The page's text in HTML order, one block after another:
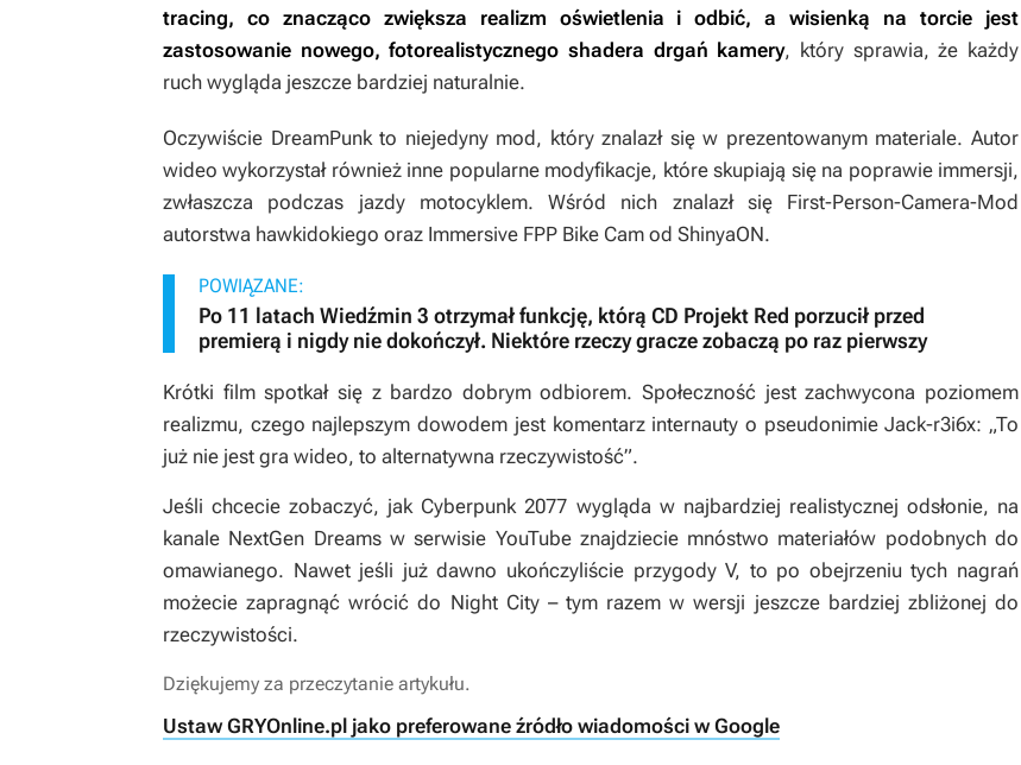
tracing, co znacząco zwiększa realizm oświetlenia i odbić, a wisienką na torcie jest
zastosowanie nowego, fotorealistycznego shadera drgań kamery, który sprawia, że każdy
ruch wygląda jeszcze bardziej naturalnie.
Oczywiście DreamPunkto niejedyny mod, który znalazł się w prezentowanym materiale. Autor
wideo wykorzystał również inne popularne modyfikacje, które skupiają się na poprawie immersji,
zwłaszcza podczas jazdy motocyklem. Wśród nich znalazł się First-Person-Camera-Mod
autorstwa hawkidokiego oraz Immersive FPP Bike Cam od ShinyaON.
POWIĄZANE:
Po 11 latach Wiedźmin 3 otrzymał funkcję, którą CD Projekt Red porzucił przed
premierą i nigdy nie dokończył. Niektóre rzeczy gracze zobaczą po raz pierwszy
Krótki film spotkał się z bardzo dobrym odbiorem. Społeczność jest zachwycona poziomem
realizmu, czego najlepszym dowodem jest komentarz internauty o pseudonimie Jack-r3i6x: „To
już nie jest gra wideo, to alternatywna rzeczywistość”.
Jeśli chcecie zobaczyć, jak Cyberpunk 2077 wygląda w najbardziej realistycznej odsłonie, na
kanale NextGen Dreams w serwisie YouTube znajdziecie mnóstwo materiałów podobnych do
omawianego. Nawet jeśli już dawno ukończyliście przygody V, to po obejrzeniu tych nagrań
możecie zapragnąć wrócić do Night City – tym razem w wersji jeszcze bardziej zbliżonej do
rzeczywistości.
Dziękujemy za przeczytanie artykułu.
Ustaw GRYOnline.pl jako preferowane źródło wiadomości w Google